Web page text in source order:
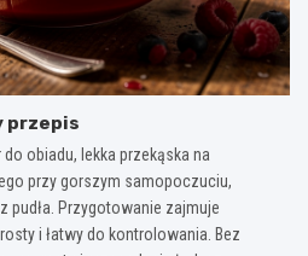
przepis
obiadu, lekka przekąska na
przy gorszym samopoczuciu,
pudła. Przygotowanie zajmuje
i łatwy do kontrolowania. Bez